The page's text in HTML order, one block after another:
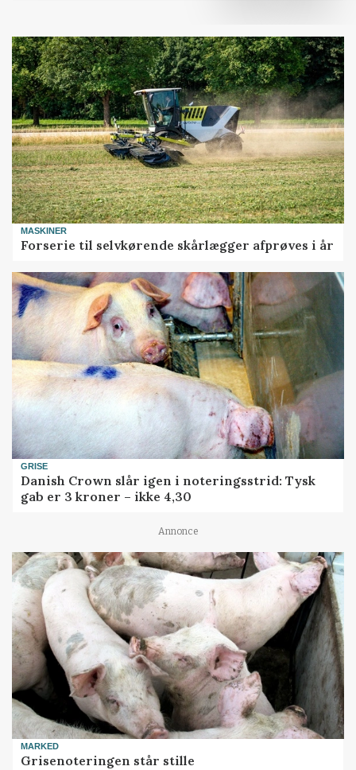
MASKINER
Forserie til selvkørende skårlægger afprøves i år
GRISE
Danish Crown slår igen i noteringsstrid: Tysk
gab er 3 kroner – ikke 4,30
Annonce
MARKED
Grisenoteringen står stille